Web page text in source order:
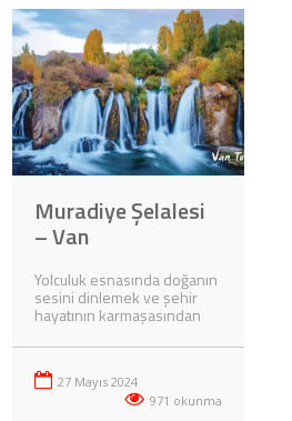
Muradiye Şelalesi
– Van
Yolculuk esnasında doğanın
sesini dinlemek ve şehir
hayatının karmaşasından
Van’ın eşsiz
güzelliklerinden biri olan
Muradiye Şelalesi, tam da
aradığınız kaçış noktası
27 Mayıs 2024
971 okunma